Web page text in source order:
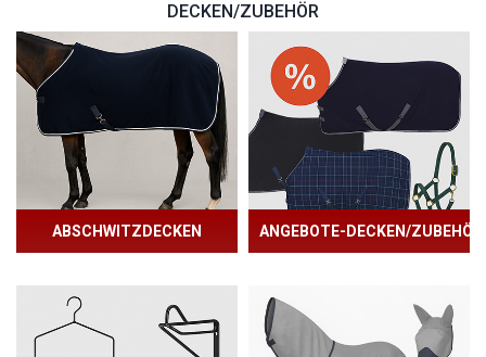
DECKEN/ZUBEHÖR
ABSCHWITZDECKEN ANGEBOTE-DECKEN/ZUBEHÖR